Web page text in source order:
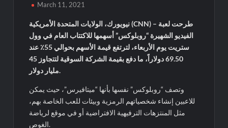
March 11, 2021
نيويورك، الولايات المتحدة الأمريكية (CNN) – طرحت لعبة
الفيديو الشهيرة “روبلوكس” أسهمها للاكتتاب العام في وول
ستريت يوم الأربعاء، لترتفع قيمة الأسهم بحوالي 55٪ عند
69.50 دولاراً، ما دفع بقيمة الشركة السوقية لتتجاوز 45
مليار دولار.
وتصف “روبلوكس” نفسها بأنها “ميتافيرس”، حيث يمكن
للاعبين إنشاء شخصياتهم الرمزية وبيئات للعب الخاصة بهم،
مثل المنتزهات الترفيهية الافتراضية أو في موقع لرياضة
الغوص.